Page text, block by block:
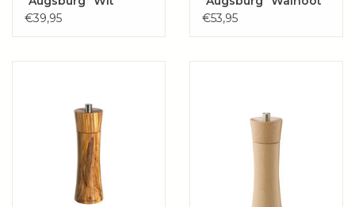
€39,95
donker
€53,95